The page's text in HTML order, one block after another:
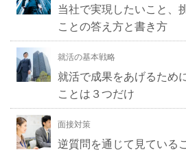
当社で実現したいこと、
ことの答え方と書き方
就活の基本戦略
就活で成果をあげるため
ことは３つだけ
面接対策
逆質問を通じて見ている